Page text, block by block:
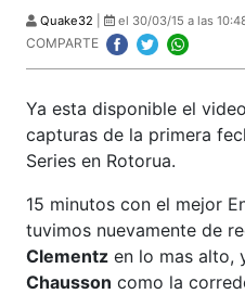
Quake32 el 30/03/15 a las
COMPARTE
Ya esta disponible el
capturas de la primera
Series en Rotorua.
15 minutos con el mejor
tuvimos nuevamente de
Clementz en lo mas alto,
Chausson como la